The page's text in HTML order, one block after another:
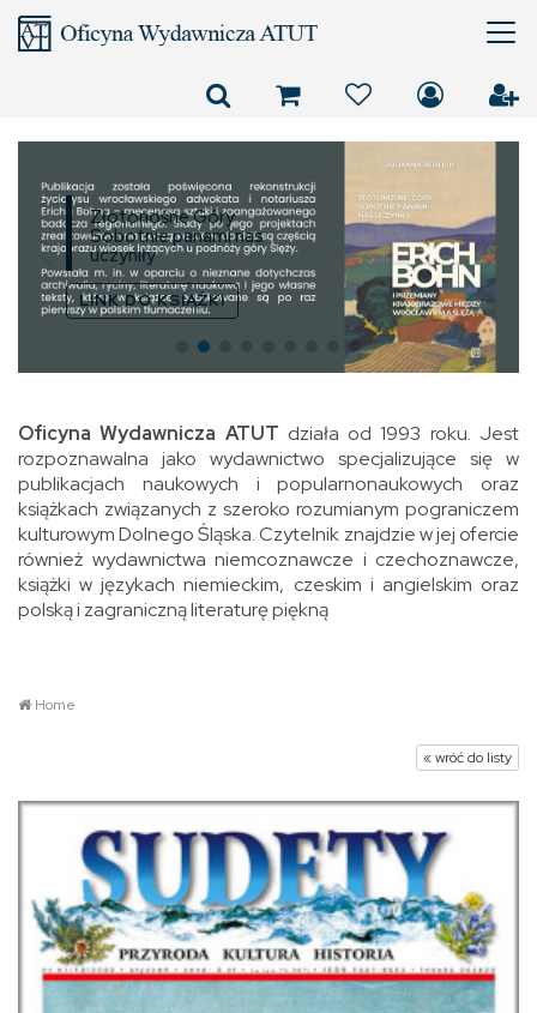
Złotonośne Góry
Sobotnie panami nas
uczyniły
LINK DO KSIĄŻKI
Oficyna Wydawnicza ATUT działa od 1993 roku. Jest
rozpoznawalna jako wydawnictwo specjalizujące się w
publikacjach naukowych i popularnonaukowych oraz
książkach związanych z szeroko rozumianym pograniczem
kulturowym Dolnego Śląska. Czytelnik znajdzie w jej ofercie
również wydawnictwa niemcoznawcze i czechoznawcze,
książki w językach niemieckim, czeskim i angielskim oraz
polską i zagraniczną literaturę piękną
Home
« wróć do listy